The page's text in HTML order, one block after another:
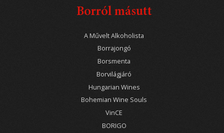
Borról másutt
A Művelt Alkoholista
Borrajongó
Borsmenta
Borvilágjáró
Hungarian Wines
Bohemian Wine Souls
VinCE
BORIGO